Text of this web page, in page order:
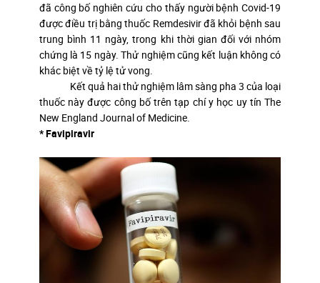
đã công bố nghiên cứu cho thấy người bệnh Covid-19
được điều trị bằng thuốc Remdesivir đã khỏi bệnh sau
trung bình 11 ngày, trong khi thời gian đối với nhóm
chứng là 15 ngày. Thử nghiệm cũng kết luận không có
khác biệt về tỷ lệ tử vong.
Kết quả hai thử nghiệm lâm sàng pha 3 của loại
thuốc này được công bố trên tạp chí y học uy tín The
New England Journal of Medicine.
* Favipiravir